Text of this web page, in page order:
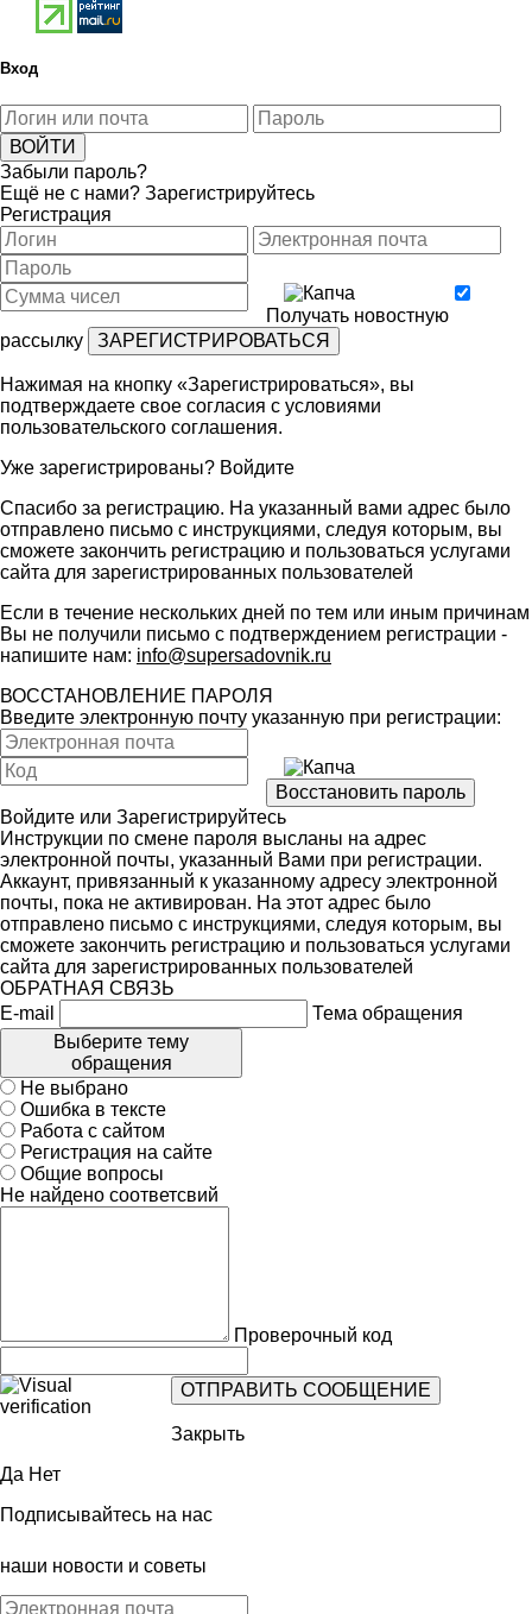
Вход
Забыли пароль?
Ещё не с нами? Зарегистрируйтесь
Регистрация
Получать новостную
рассылку
Нажимая на кнопку «Зарегистрироваться», вы
подтверждаете свое согласия с условиями
пользовательского соглашения.
Уже зарегистрированы? Войдите
Спасибо за регистрацию. На указанный вами адрес было
отправлено письмо с инструкциями, следуя которым, вы
сможете закончить регистрацию и пользоваться услугами
сайта для зарегистрированных пользователей
Если в течение нескольких дней по тем или иным причинам
Вы не получили письмо с подтверждением регистрации -
напишите нам: info@supersadovnik.ru
ВОССТАНОВЛЕНИЕ ПАРОЛЯ
Введите электронную почту указанную при регистрации:
Войдите или Зарегистрируйтесь
Инструкции по смене пароля высланы на адрес
электронной почты, указанный Вами при регистрации.
Аккаунт, привязанный к указанному адресу электронной
почты, пока не активирован. На этот адрес было
отправлено письмо с инструкциями, следуя которым, вы
сможете закончить регистрацию и пользоваться услугами
сайта для зарегистрированных пользователей
ОБРАТНАЯ СВЯЗЬ
E-mail
Тема обращения
Выберите тему
обращения
Не выбрано
Ошибка в тексте
Работа с сайтом
Регистрация на сайте
Общие вопросы
Не найдено соответсвий
Проверочный код
Закрыть
Да Нет
Подписывайтесь на нас
наши новости и советы